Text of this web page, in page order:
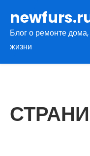
содержимому
Блог о ремонте
жизни